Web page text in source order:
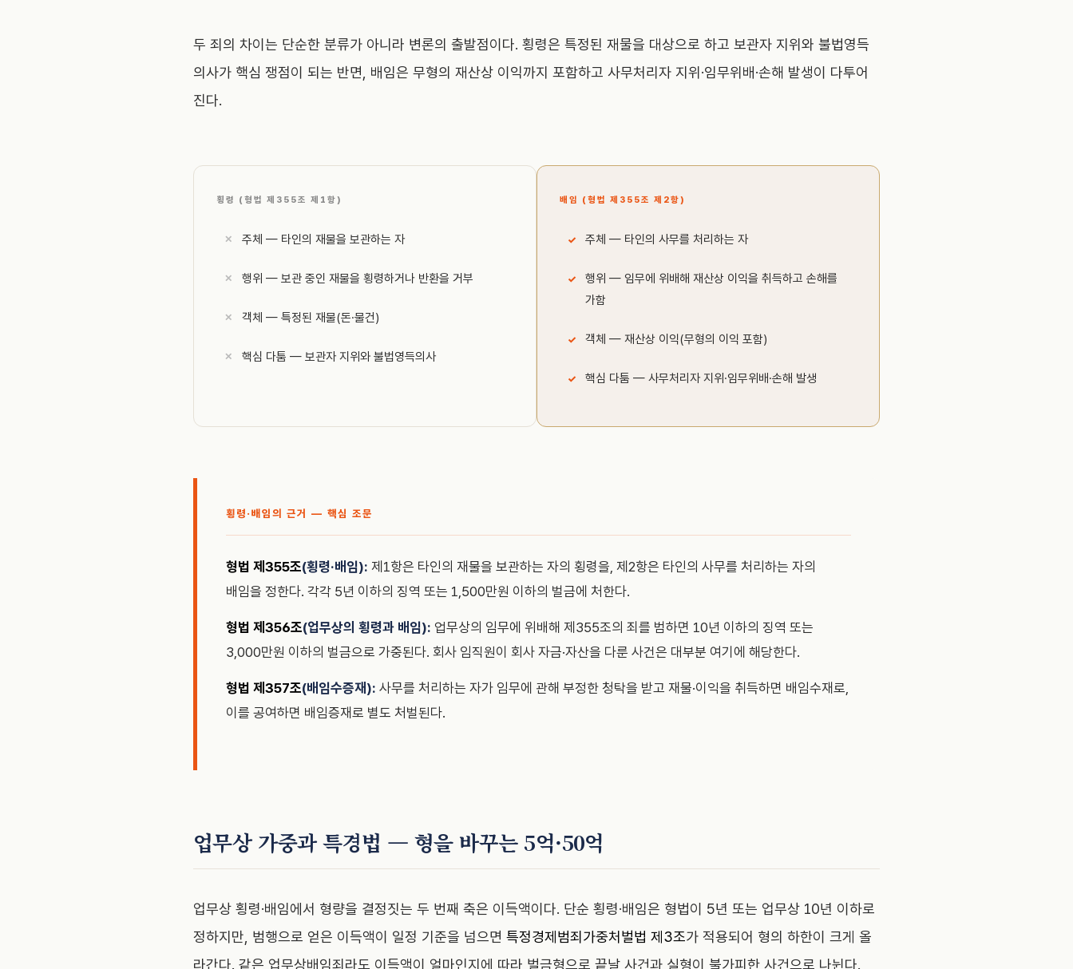
두 죄의 차이는 단순한 분류가 아니라 변론의 출발점이다. 횡령은 특정된 재물을 대상으로 하고 보관자 지위와 불법영득
의사가 핵심 쟁점이 되는 반면, 배임은 무형의 재산상 이익까지 포함하고 사무처리자 지위·임무위배·손해 발생이 다투어
진다.
횡령 (형법 제355조 제1항)
주체 — 타인의 재물을 보관하는 자
행위 — 보관 중인 재물을 횡령하거나 반환을 거부
객체 — 특정된 재물(돈·물건)
핵심 다툼 — 보관자 지위와 불법영득의사
배임 (형법 제355조 제2항)
주체 — 타인의 사무를 처리하는 자
행위 — 임무에 위배해 재산상 이익을 취득하고 손해를
가함
객체 — 재산상 이익(무형의 이익 포함)
핵심 다툼 — 사무처리자 지위·임무위배·손해 발생
횡령·배임의 근거 — 핵심 조문
형법 제355조(횡령·배임): 제1항은 타인의 재물을 보관하는 자의 횡령을, 제2항은 타인의 사무를 처리하는 자의
배임을 정한다. 각각 5년 이하의 징역 또는 1,500만원 이하의 벌금에 처한다.
형법 제356조(업무상의 횡령과 배임): 업무상의 임무에 위배해 제355조의 죄를 범하면 10년 이하의 징역 또는
3,000만원 이하의 벌금으로 가중된다. 회사 임직원이 회사 자금·자산을 다룬 사건은 대부분 여기에 해당한다.
형법 제357조(배임수증재): 사무를 처리하는 자가 임무에 관해 부정한 청탁을 받고 재물·이익을 취득하면 배임수재로,
이를 공여하면 배임증재로 별도 처벌된다.
업무상 가중과 특경법 — 형을 바꾸는 5억·50억
업무상 횡령·배임에서 형량을 결정짓는 두 번째 축은 이득액이다. 단순 횡령·배임은 형법이 5년 또는 업무상 10년 이하로
정하지만, 범행으로 얻은 이득액이 일정 기준을 넘으면 특정경제범죄가중처벌법 제3조가 적용되어 형의 하한이 크게 올
라간다. 같은 업무상배임죄라도 이득액이 얼마인지에 따라 벌금형으로 끝날 사건과 실형이 불가피한 사건으로 나뉜다.